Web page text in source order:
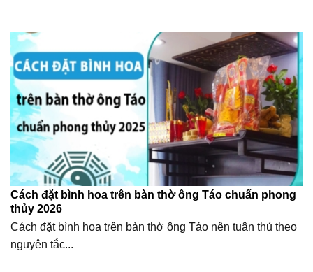
Cách đặt bình hoa trên bàn thờ ông Táo chuẩn phong
thủy 2026
Cách đặt bình hoa trên bàn thờ ông Táo nên tuân thủ theo
nguyên tắc...